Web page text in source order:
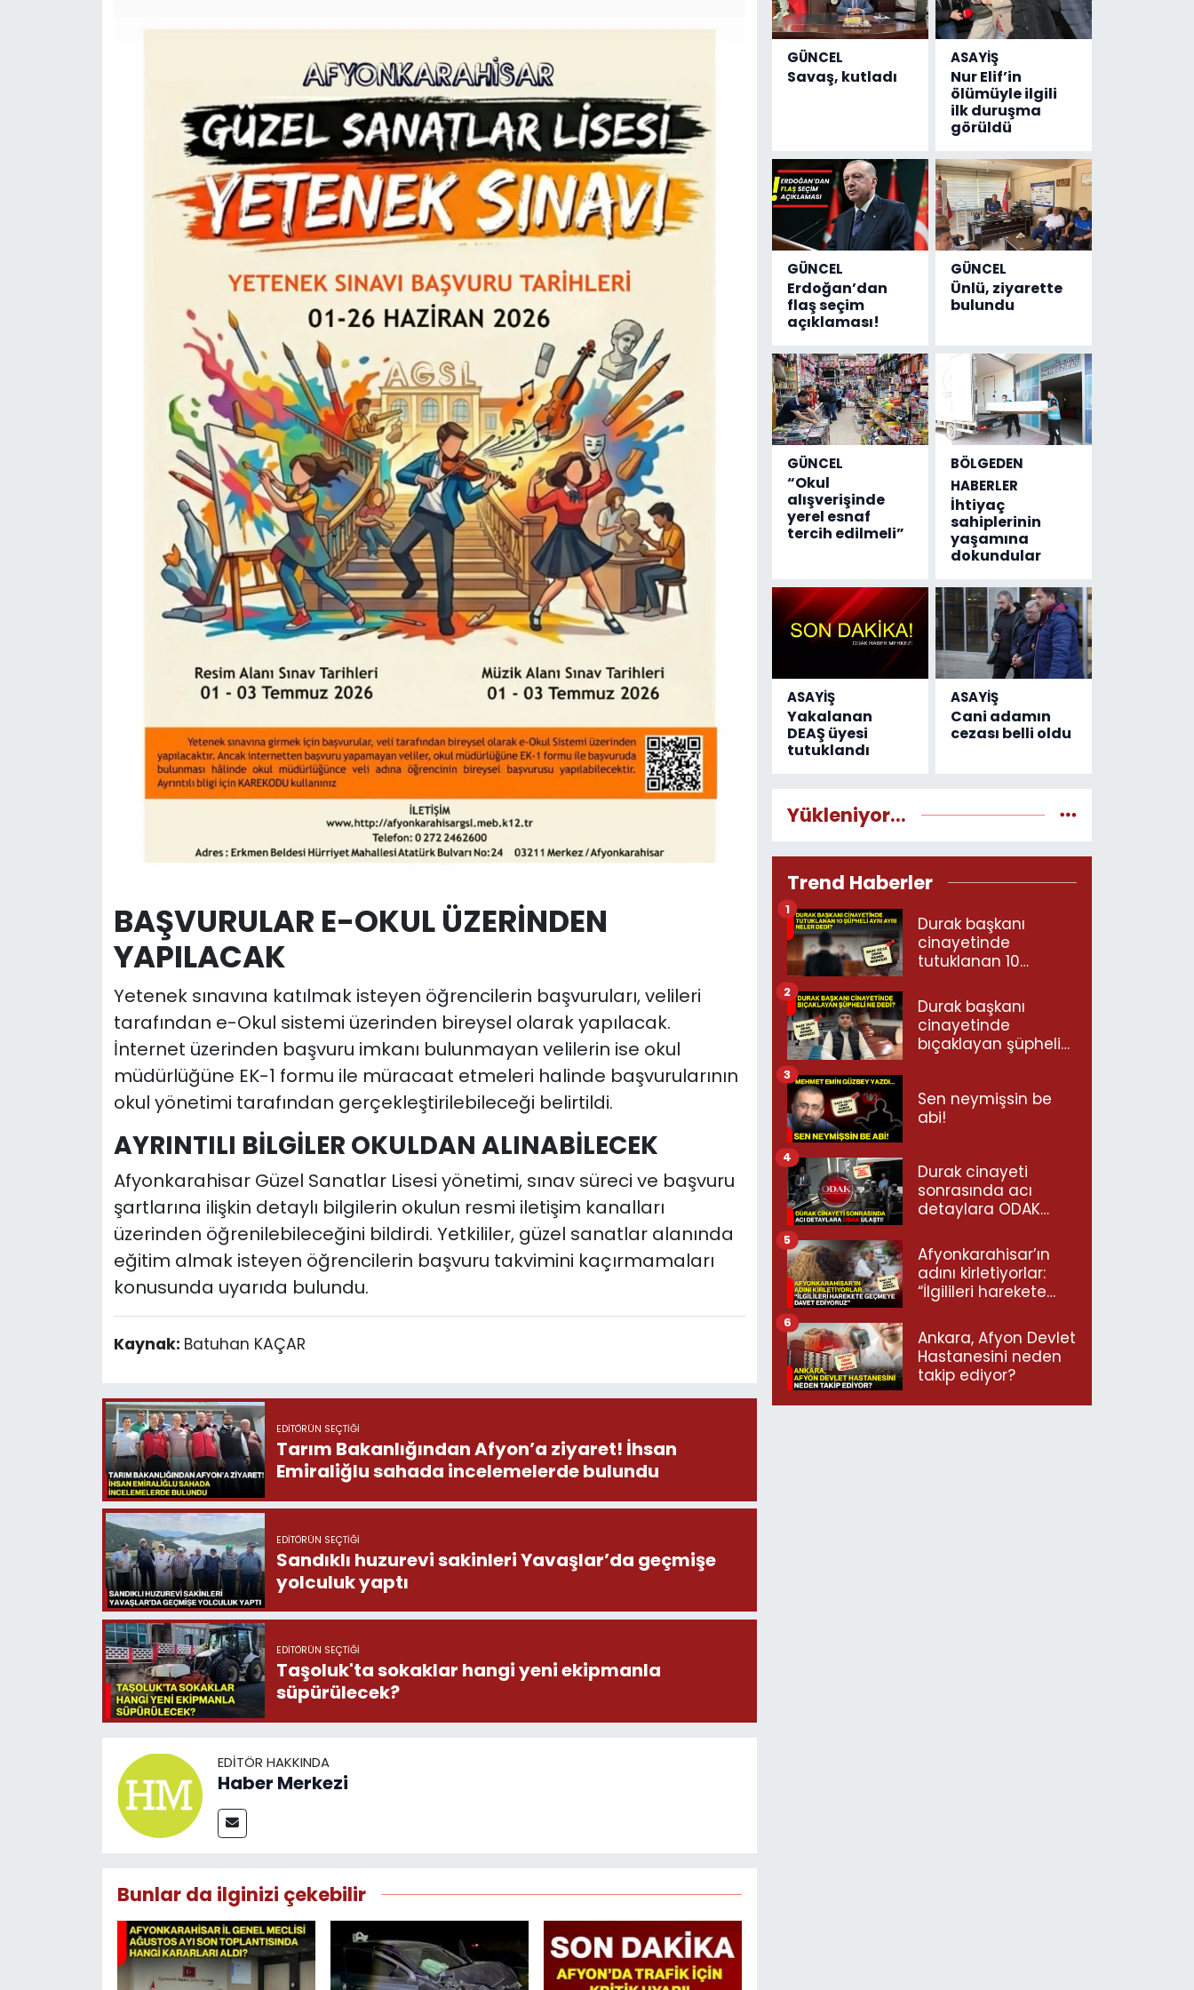
BAŞVURULAR E-OKUL ÜZERİNDEN
YAPILACAK
Yetenek sınavına katılmak isteyen öğrencilerin başvuruları, velileri
tarafından e-Okul sistemi üzerinden bireysel olarak yapılacak.
İnternet üzerinden başvuru imkanı bulunmayan velilerin ise okul
müdürlüğüne EK-1 formu ile müracaat etmeleri halinde başvurularının
okul yönetimi tarafından gerçekleştirilebileceği belirtildi.
AYRINTILI BİLGİLER OKULDAN ALINABİLECEK
Afyonkarahisar Güzel Sanatlar Lisesi yönetimi, sınav süreci ve başvuru
şartlarına ilişkin detaylı bilgilerin okulun resmi iletişim kanalları
üzerinden öğrenilebileceğini bildirdi. Yetkililer, güzel sanatlar alanında
eğitim almak isteyen öğrencilerin başvuru takvimini kaçırmamaları
konusunda uyarıda bulundu.
Kaynak: Batuhan KAÇAR
EDITÖRÜN SEÇTIĞI
Tarım Bakanlığından Afyon’a ziyaret! İhsan
Emiraliğlu sahada incelemelerde bulundu
EDITÖRÜN SEÇTIĞI
Sandıklı huzurevi sakinleri Yavaşlar’da geçmişe
yolculuk yaptı
EDITÖRÜN SEÇTIĞI
Taşoluk'ta sokaklar hangi yeni ekipmanla
süpürülecek?
EDITÖR HAKKINDA
Haber Merkezi
Bunlar da ilginizi çekebilir
GÜNCEL
Savaş, kutladı
ASAYİŞ
Nur Elif’in
ölümüyle ilgili
ilk duruşma
görüldü
GÜNCEL
Erdoğan’dan
flaş seçim
açıklaması!
GÜNCEL
Ünlü, ziyarette
bulundu
GÜNCEL
“Okul
alışverişinde
yerel esnaf
tercih edilmeli”
BÖLGEDEN
HABERLER
İhtiyaç
sahiplerinin
yaşamına
dokundular
ASAYİŞ
Yakalanan
DEAŞ üyesi
tutuklandı
ASAYİŞ
Cani adamın
cezası belli oldu
Yükleniyor...
Trend Haberler
Durak başkanı
cinayetinde
tutuklanan 10
neler dedi?
1
Durak başkanı
cinayetinde
bıçaklayan şüpheli
2
Sen neymişsin be
abi!
3
Durak cinayeti
sonrasında acı
detaylara ODAK
4
Afyonkarahisar’ın
adını kirletiyorlar:
“İlgilileri harekete
ediyoruz”
5
Ankara, Afyon Devlet
Hastanesini neden
takip ediyor?
6